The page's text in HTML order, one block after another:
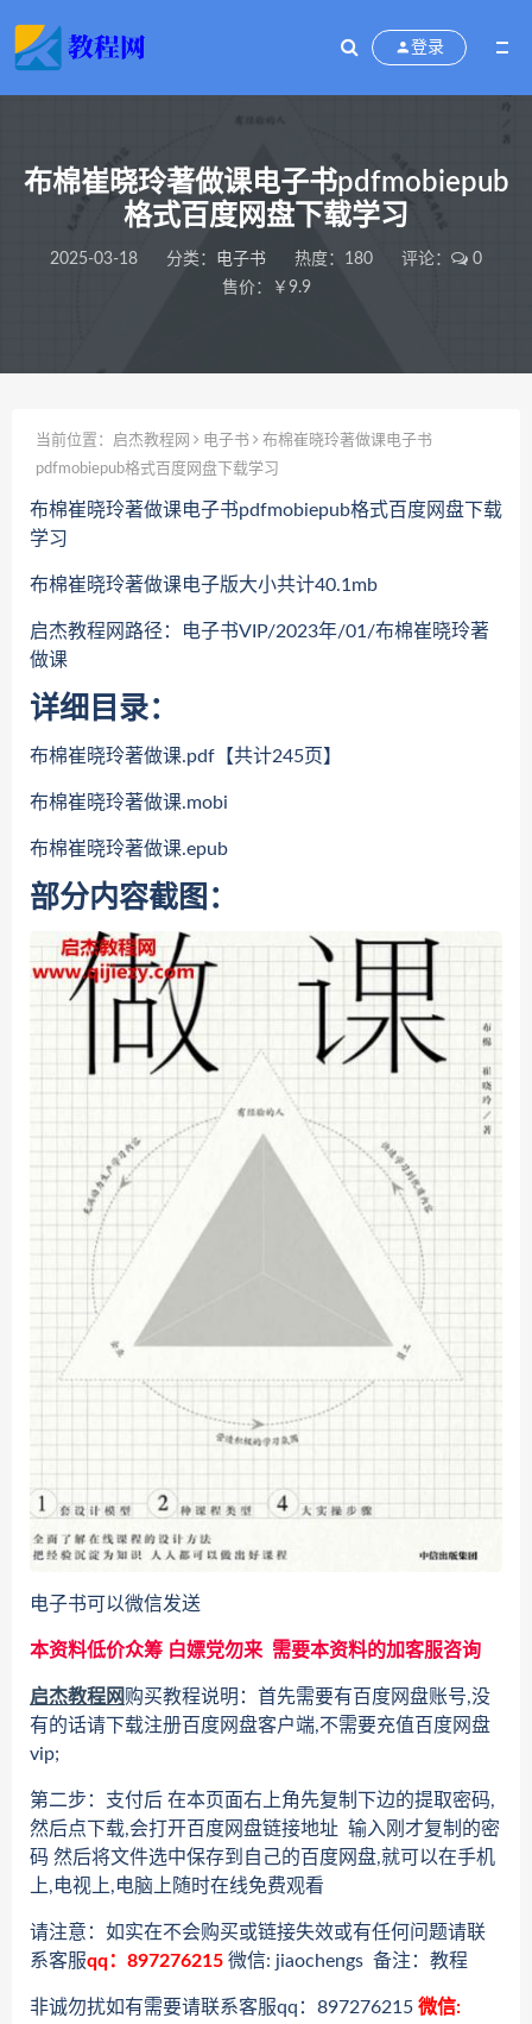
登录
布棉崔晓玲著做课电子书pdfmobiepub
格式百度网盘下载学习
2025-03-18 分类： 电子书 热度：180 评论：
0
售价：￥9.9
当前位置： 启杰教程网 电子书
布棉崔晓玲著做课电子书
pdfmobiepub格式百度网盘下载学习
布棉崔晓玲著做课电子书pdfmobiepub格式百度网盘下载
学习
布棉崔晓玲著做课电子版大小共计40.1mb
启杰教程网路径：电子书VIP/2023年/01/布棉崔晓玲著
做课
详细目录：
布棉崔晓玲著做课.pdf【共计245页】
布棉崔晓玲著做课.mobi
布棉崔晓玲著做课.epub
部分内容截图：
电子书可以微信发送
本资料低价众筹 白嫖党勿来 需要本资料的加客服咨询
启杰教程网购买教程说明：首先需要有百度网盘账号,没
有的话请下载注册百度网盘客户端,不需要充值百度网盘
vip;
第二步：支付后 在本页面右上角先复制下边的提取密码,
然后点下载,会打开百度网盘链接地址 输入刚才复制的密
码 然后将文件选中保存到自己的百度网盘,就可以在手机
上,电视上,电脑上随时在线免费观看
请注意：如实在不会购买或链接失效或有任何问题请联
系客服qq：897276215 微信: jiaochengs 备注：教程
非诚勿扰如有需要请联系客服qq：897276215 微信: